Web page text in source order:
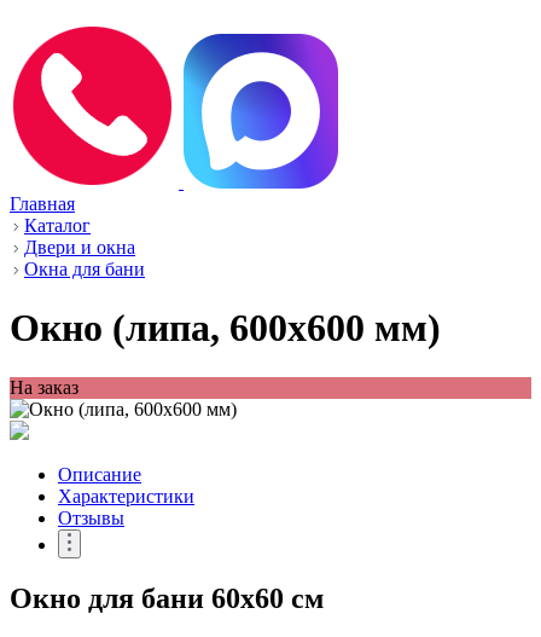
Главная
Каталог
Двери и окна
Окна для бани
Окно (липа, 600x600 мм)
На заказ
Описание
Характеристики
Отзывы
Окно для бани 60x60 см